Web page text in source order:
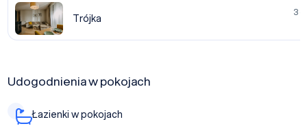
Trójka
3
Udogodnienia w pokojach
Łazienki w pokojach